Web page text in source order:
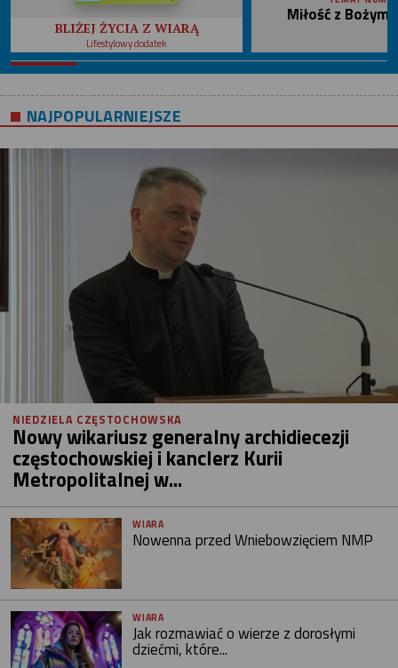
BLIŻEJ ŻYCIA Z WIARĄ
Lifestylowy dodatek
Miłość z
NAJPOPULARNIEJSZE
NIEDZIELA CZĘSTOCHOWSKA
Nowy wikariusz generalny archidiecezji
częstochowskiej i kanclerz Kurii
Metropolitalnej w...
WIARA
Nowenna przed Wniebowzięciem NMP
WIARA
Jak rozmawiać o wierze z dorosłymi
dziećmi, które...